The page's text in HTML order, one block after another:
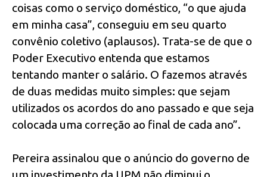
coisas como o serviço doméstico, “o que ajuda
em minha casa”, conseguiu em seu quarto
convênio coletivo (aplausos). Trata-se de que o
Poder Executivo entenda que estamos
tentando manter o salário. O fazemos através
de duas medidas muito simples: que sejam
utilizados os acordos do ano passado e que seja
colocada uma correção ao final de cada ano”.
Pereira assinalou que o anúncio do governo de